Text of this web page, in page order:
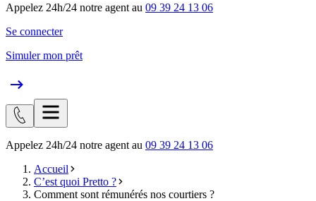
Appelez 24h/24 notre agent au 09 39 24 13 06
Se connecter
Simuler mon prêt
Appelez 24h/24 notre agent au 09 39 24 13 06
Accueil
C’est quoi Pretto ?
Comment sont rémunérés nos courtiers ?